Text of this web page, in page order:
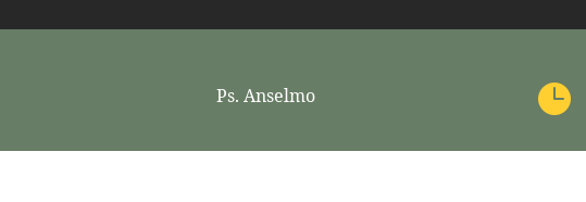
Ps. Anselmo 